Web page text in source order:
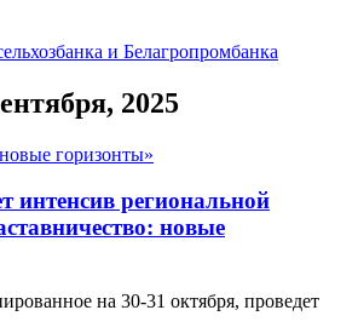
и Белагропромбанка
2025
интенсив региональной
новые
на 30-31 октября, проведет